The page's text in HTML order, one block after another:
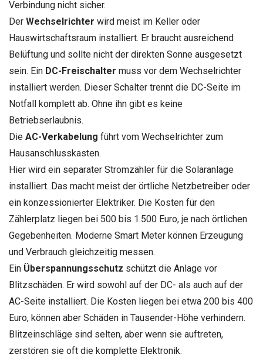
Verbindung nicht sicher.
Der Wechselrichter wird meist im Keller oder
Hauswirtschaftsraum installiert. Er braucht ausreichend
Belüftung und sollte nicht der direkten Sonne ausgesetzt
sein. Ein DC-Freischalter muss vor dem Wechselrichter
installiert werden. Dieser Schalter trennt die DC-Seite im
Notfall komplett ab. Ohne ihn gibt es keine
Betriebserlaubnis.
Die AC-Verkabelung führt vom Wechselrichter zum
Hausanschlusskasten.
Hier wird ein separater Stromzähler für die Solaranlage
installiert. Das macht meist der örtliche Netzbetreiber oder
ein konzessionierter Elektriker. Die Kosten für den
Zählerplatz liegen bei 500 bis 1.500 Euro, je nach örtlichen
Gegebenheiten. Moderne Smart Meter können Erzeugung
und Verbrauch gleichzeitig messen.
Ein Überspannungsschutz schützt die Anlage vor
Blitzschäden. Er wird sowohl auf der DC- als auch auf der
AC-Seite installiert. Die Kosten liegen bei etwa 200 bis 400
Euro, können aber Schäden in Tausender-Höhe verhindern.
Blitzeinschläge sind selten, aber wenn sie auftreten,
zerstören sie oft die komplette Elektronik.